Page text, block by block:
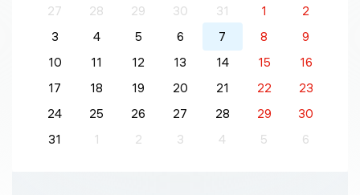
27
28 29 30 31 1
2
3
4 5 6 7 8
9
10
11 12 13 14 15
16
17
18 19 20 21 22
23
24
25 26 27 28 29
30
31
1 2 3 4 5 6